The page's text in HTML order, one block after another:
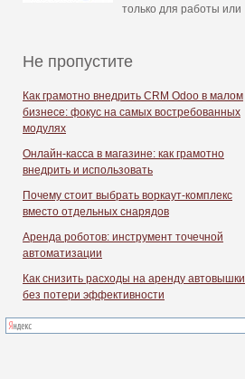
только для работы или
Не пропустите
Как грамотно внедрить CRM Odoo в малом
бизнесе: фокус на самых востребованных
модулях
Онлайн-касса в магазине: как грамотно
внедрить и использовать
Почему стоит выбрать воркаут-комплекс
вместо отдельных снарядов
Аренда роботов: инструмент точечной
автоматизации
Как снизить расходы на аренду автовышки
без потери эффективности